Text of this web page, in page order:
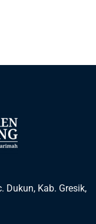
Dukun, Kab. Gresik,